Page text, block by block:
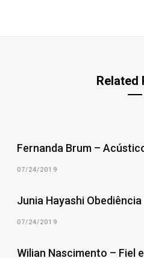
Related
Fernanda Brum –
07/24/2019
Junia Hayashi Obediência
07/24/2019
Wilian Nascimento – Fiel